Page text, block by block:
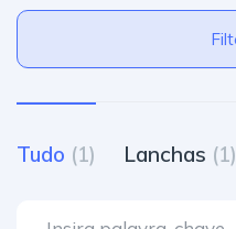
Tudo (1) Lanchas (1)